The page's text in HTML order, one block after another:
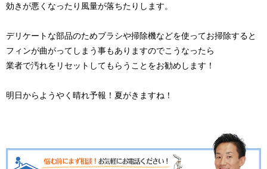
効きが悪くなったり風量が落ちたりします。
デリケートな部品のためブラシや掃除機などを使ってお掃除すると
フィンが曲がってしまう事もありますのでこうなったら
業者で汚れをリセットしてもらうことをお勧めします！
明日からようやく晴れ予報！夏がきますね！